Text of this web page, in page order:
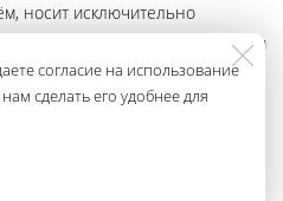
согласие на использование
сделать его удобнее для
носит исключительно
при каких условиях не является
положениями Статьи 437
Федерации. Для получения
и стоимости указанных
обращайтесь к менеджеру